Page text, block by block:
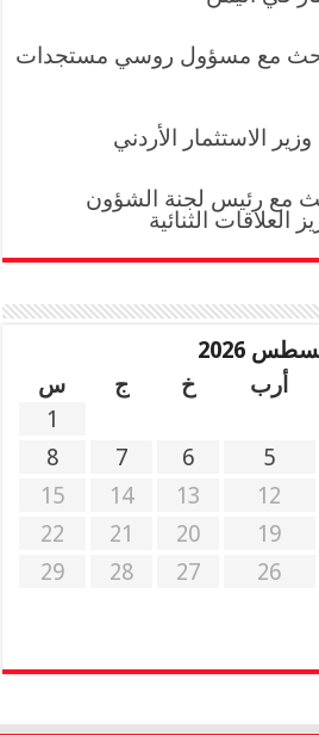
مع مسؤول روسي مستجدات
الاستثمار الأردني
مع رئيس لجنة الشؤون
العلاقات الثنائية
2026
أرب خ ج
س
1
5
6
7
8
12
13
14
15
19
20
21
22
26
27
28
29